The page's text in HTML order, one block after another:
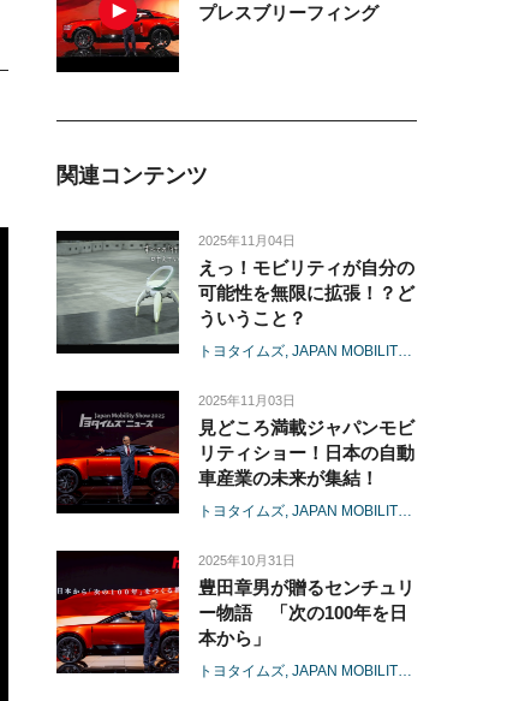
プレスブリーフィング
関連コンテンツ
2025年11月04日
えっ！モビリティが自分の
可能性を無限に拡張！？ど
ういうこと？
トヨタイムズ JAPAN MOBILITY SHOW 2025
2025年11月03日
見どころ満載ジャパンモビ
リティショー！日本の自動
車産業の未来が集結！
トヨタイムズ JAPAN MOBILITY SHOW 2025
2025年10月31日
豊田章男が贈るセンチュリ
ー物語 「次の100年を日
本から」
トヨタイムズ JAPAN MOBILITY SHOW 2025